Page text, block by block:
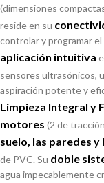
(dimensiones
reside en su
controlar y programar
aplicación intuitiva
sensores ultrasónicos,
aspiración potente y
Limpieza Integral y
motores (2 de
suelo, las paredes y
de PVC. Su doble
agua impecablemente